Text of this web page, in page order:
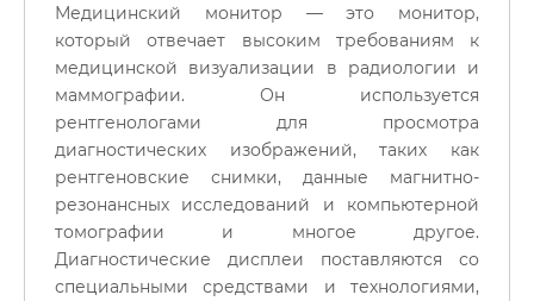
Медицинский монитор — это монитор,
который отвечает высоким требованиям к
медицинской визуализации в радиологии и
маммографии. Он используется
рентгенологами для просмотра
диагностических изображений, таких как
рентгеновские снимки, данные магнитно-
резонансных исследований и компьютерной
томографии и многое другое.
Диагностические дисплеи поставляются со
специальными средствами и технологиями,